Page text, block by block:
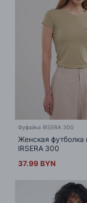
Фуфайка IRSERA 300
Женская футболка
IRSERA 300
37.99 BYN